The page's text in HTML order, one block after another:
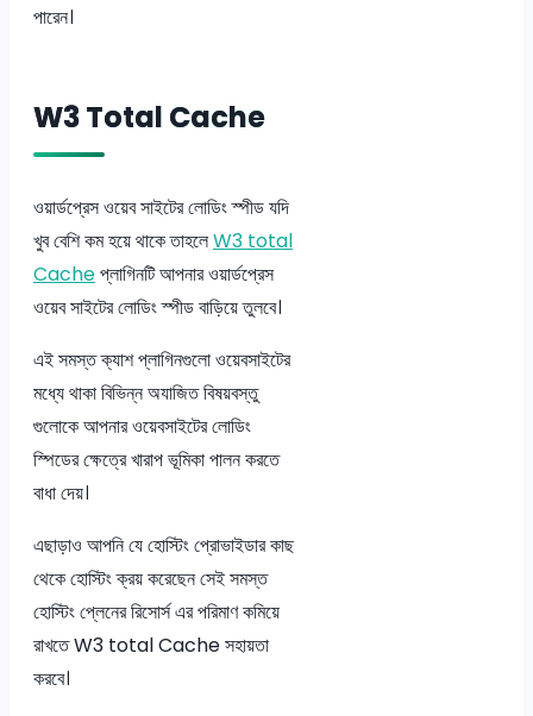
পারেন।
W3 Total Cache
ওয়ার্ডপ্রেস ওয়েব সাইটের লোডিং স্পীড যদি
খুব বেশি কম হয়ে থাকে তাহলেW3 total
Cacheপ্লাগিনটি আপনার ওয়ার্ডপ্রেস
ওয়েব সাইটের লোডিং স্পীড বাড়িয়ে তুলবে।
এই সমস্ত ক্যাশ প্লাগিনগুলো ওয়েবসাইটের
মধ্যে থাকা বিভিন্ন অযাজিত বিষয়বস্তু
গুলোকে আপনার ওয়েবসাইটের লোডিং
স্পিডের ক্ষেত্রে খারাপ ভূমিকা পালন করতে
বাধা দেয়।
এছাড়াও আপনি যে হোস্টিং প্রোভাইডার কাছ
থেকে হোস্টিং ক্রয় করেছেন সেই সমস্ত
হোস্টিং প্লেনের রিসোর্স এর পরিমাণ কমিয়ে
রাখতে W3 total Cache সহায়তা
করবে।